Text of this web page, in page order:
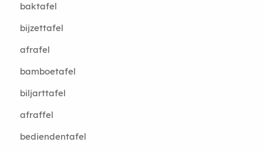
baktafel
bijzettafel
afrafel
bamboetafel
biljarttafel
afraffel
bediendentafel